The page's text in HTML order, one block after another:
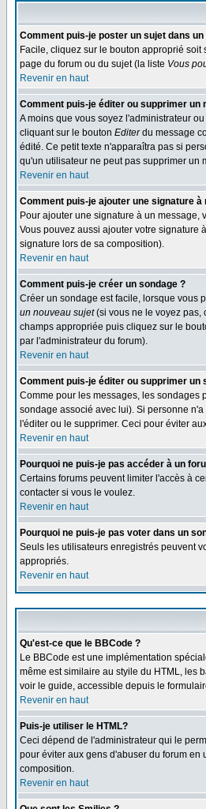
Comment puis-je poster un sujet dans
Facile, cliquez sur le bouton approprié
page du forum ou du sujet (la liste Vous
Revenir en haut
Comment puis-je éditer ou supprimer un
A moins que vous soyez l'administrateur
cliquant sur le bouton Editerdu message
édité. Ce petit texte n'apparaîtra pas si
qu'un utilisateur ne peut pas supprimer un
Revenir en haut
Comment puis-je ajouter une signature à
Pour ajouter une signature à un
Vous pouvez aussi ajouter votre signature
signature lors de sa composition).
Revenir en haut
Comment puis-je créer un sondage ?
Créer un sondage est facile, lorsque vous
un nouveau sujet(si vous ne le voyez pas,
champs appropriée puis cliquez sur le
par l'administrateur du forum).
Revenir en haut
Comment puis-je éditer ou supprimer un
Comme pour les messages, les sondages
sondage associé avec lui). Si personne
l'éditer ou le supprimer. Ceci pour éviter
Revenir en haut
Pourquoi ne puis-je pas accéder à un
Certains forums peuvent limiter l'accès à
contacter si vous le voulez.
Revenir en haut
Pourquoi ne puis-je pas voter dans un
Seuls les utilisateurs enregistrés peuvent
appropriés.
Revenir en haut
Qu'est-ce que le BBCode ?
Le BBCode est une implémentation
même est similaire au styile du HTML, les
voir le guide, accessible depuis le
Revenir en haut
Puis-je utiliser le HTML?
Ceci dépend de l'administrateur qui le
pour éviter aux gens d'abuser du forum
composition.
Revenir en haut